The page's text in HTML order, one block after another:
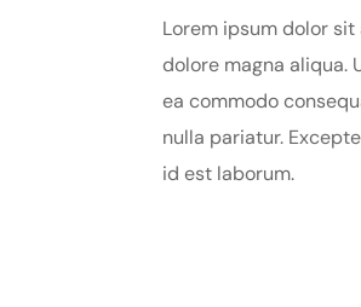
Lorem ipsum dolor
dolore magna aliqua.
ea commodo
nulla pariatur.
id est laborum.